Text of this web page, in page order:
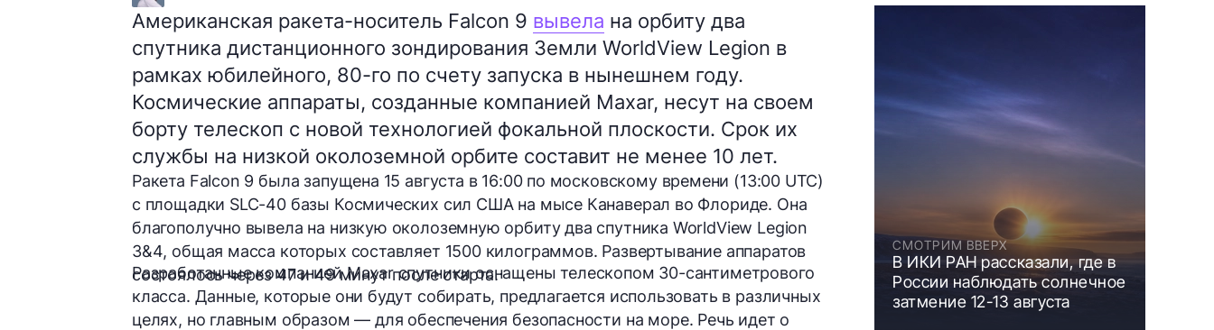
Американская ракета-носитель Falcon 9 вывела на орбиту два
спутника дистанционного зондирования Земли WorldView Legion в
рамках юбилейного, 80-го по счету запуска в нынешнем году.
Космические аппараты, созданные компанией Maxar, несут на своем
борту телескоп с новой технологией фокальной плоскости. Срок их
службы на низкой околоземной орбите составит не менее 10 лет.
Ракета Falcon 9 была запущена 15 августа в 16:00 по московскому времени (13:00 UTC)
с площадки SLC-40базы Космических сил США на мысе Канаверал во Флориде. Она
благополучно вывела на низкую околоземную орбиту два спутника WorldView Legion
3&4, общая масса которых составляет 1500 килограммов. Развертывание аппаратов
состоялосьчерез 47 и 49 минутпосле старта.
Разработанные компанией Maxar спутники оснащенытелескопом 30-сантиметрового
класса. Данные, которые они будут собирать, предлагается использовать в различных
целях, но главным образом — для обеспечения безопасности на море. Речь идет о
СМОТРИМ ВВЕРХ
В ИКИ РАН рассказали, где в
России наблюдать солнечное
затмение 12-13 августа